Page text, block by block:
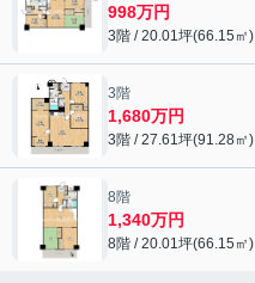
998万円
3階 / 20.01坪(66.15㎡)
3階
1,680万円
3階 / 27.61坪(91.28㎡)
8階
1,340万円
8階 / 20.01坪(66.15㎡)